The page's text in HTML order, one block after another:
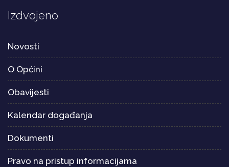
Izdvojeno
Novosti
O Općini
Obavijesti
Kalendar događanja
Dokumenti
Pravo na pristup informacijama